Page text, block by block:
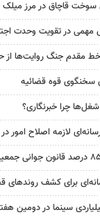
مهمی در تقویت وحدت
خط مقدم جنگ روایت‌ها
قوه قضائیه
چرا خبرنگاری؟
لازمه اصلاح امور
برای کشف روندهای